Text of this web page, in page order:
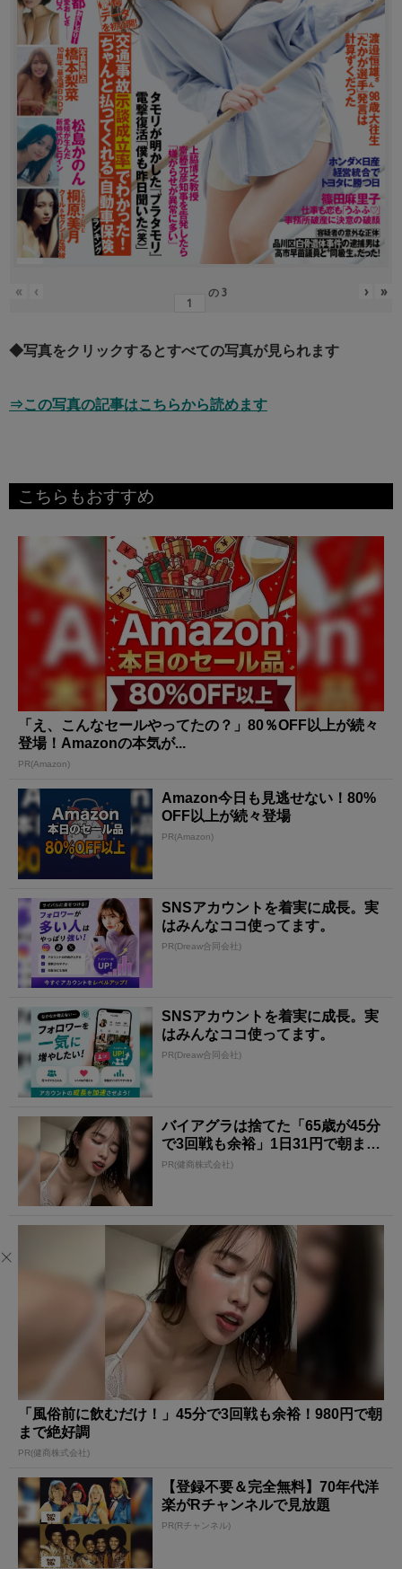
« ‹ の 3 › »
◆写真をクリックするとすべての写真が見られます
⇒この写真の記事はこちらから読めます
こちらもおすすめ
「え、こんなセールやってたの？」80％OFF以上が続々
登場！Amazonの本気が...
PR(Amazon)
Amazon今日も見逃せない！80%
OFF以上が続々登場
PR(Amazon)
SNSアカウントを着実に成長。実
はみんなココ使ってます。
PR(Dreaw合同会社)
SNSアカウントを着実に成長。実
はみんなココ使ってます。
PR(Dreaw合同会社)
バイアグラは捨てた「65歳が45分
で3回戦も余裕」1日31円で朝まで
絶好調！
PR(健商株式会社)
「風俗前に飲むだけ！」45分で3回戦も余裕！980円で朝
まで絶好調
PR(健商株式会社)
【登録不要＆完全無料】70年代洋
楽がRチャンネルで見放題
PR(Rチャンネル)